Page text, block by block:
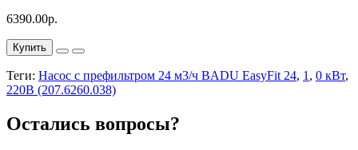
6390.00р.
Купить
Теги: Насос с префильтром 24 м3/ч BADU EasyFit 24, 1 , 0 кВт,
220В (207.6260.038)
Остались вопросы?